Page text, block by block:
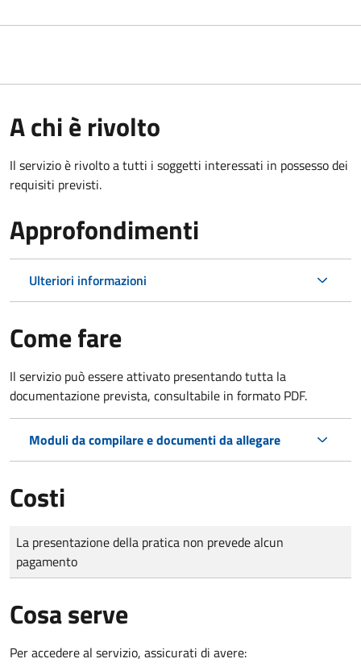
A chi è rivolto
Il servizio è rivolto a tutti i soggetti interessati in possesso dei
requisiti previsti.
Approfondimenti
Ulteriori informazioni
Come fare
Il servizio può essere attivato presentando tutta la
documentazione prevista, consultabile in formato PDF.
Moduli da compilare e documenti da allegare
Costi
Tipo di pagamento
Importo
La presentazione della pratica non prevede alcun
pagamento
Cosa serve
Per accedere al servizio, assicurati di avere: